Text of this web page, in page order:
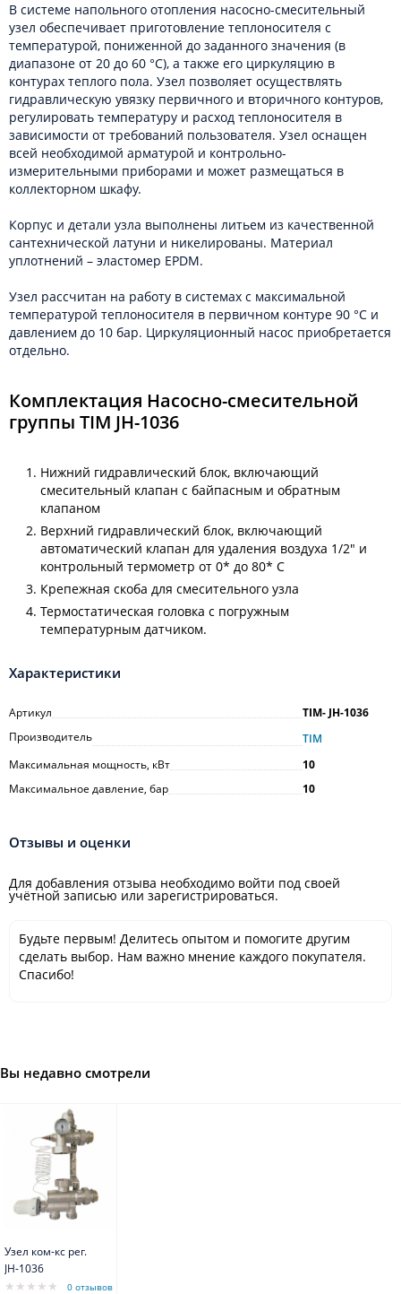
В системе напольного отопления насосно-смесительный
узел обеспечивает приготовление теплоносителя с
температурой, пониженной до заданного значения (в
диапазоне от 20 до 60 °С), а также его циркуляцию в
контурах теплого пола. Узел позволяет осуществлять
гидравлическую увязку первичного и вторичного контуров,
регулировать температуру и расход теплоносителя в
зависимости от требований пользователя. Узел оснащен
всей необходимой арматурой и контрольно-
измерительными приборами и может размещаться в
коллекторном шкафу.
Корпус и детали узла выполнены литьем из качественной
сантехнической латуни и никелированы. Материал
уплотнений – эластомер EPDM.
Узел рассчитан на работу в системах с максимальной
температурой теплоносителя в первичном контуре 90 °С и
давлением до 10 бар. Циркуляционный насос приобретается
отдельно.
Комплектация Насосно-смесительной
группы TIM JH-1036
Нижний гидравлический блок, включающий
смесительный клапан с байпасным и обратным
клапаном
Верхний гидравлический блок, включающий
автоматический клапан для удаления воздуха 1/2" и
контрольный термометр от 0* до 80* С
Крепежная скоба для смесительного узла
Термостатическая головка с погружным
температурным датчиком.
Характеристики
Артикул
TIM- JH-1036
Производитель
TIM
Максимальная мощность, кВт
10
Максимальное давление, бар
10
Отзывы и оценки
Для добавления отзыва необходимо войти под своей
учётной записью или зарегистрироваться.
Будьте первым! Делитесь опытом и помогите другим
сделать выбор. Нам важно мнение каждого покупателя.
Спасибо!
Вы недавно смотрели
Узел ком-кс рег.
JH-1036
0 отзывов